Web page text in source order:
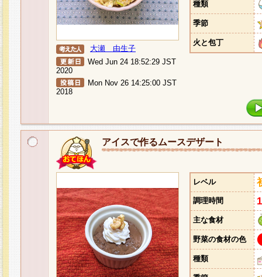
大瀬 由生子
Wed Jun 24 18:52:29 JST
2020
Mon Nov 26 14:25:00 JST
2018
種類
季節
火と包丁
アイスで作るムースデザート
レベル
調理時間
主な食材
野菜の食材の色
種類